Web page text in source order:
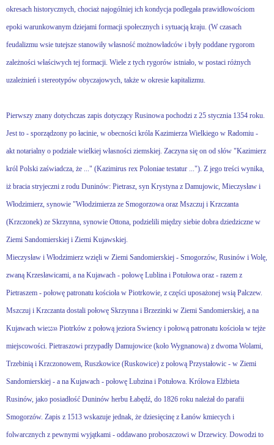
okresach historycznych, chociaż najogólniej ich kondycja podlegała prawidłowościom
epoki warunkowanym dziejami formacji społecznych i sytuacją kraju. (W czasach
feudalizmu wsie tutejsze stanowiły własność możnowładców i były poddane rygorom
zależności właściwych tej formacji. Wiele z tych rygorów istniało, w postaci różnych
uzależnień i stereotypów obyczajowych, także w okresie kapitalizmu.
Pierwszy znany dotychczas zapis dotyczący Rusinowa pochodzi z 25 stycznia 1354 roku.
Jest to - sporządzony po łacinie, w obecności króla Kazimierza Wielkiego w Radomiu -
akt notarialny o podziale wielkiej własności ziemskiej. Zaczyna się on od słów "Kazimierz
król Polski zaświadcza, że ..." (Kazimirus rex Poloniae testatur ..."). Z jego treści wynika,
iż bracia stryjeczni z rodu Duninów: Pietrasz, syn Krystyna z Damujowic, Mieczysław i
Włodzimierz, synowie "Włodzimierza ze Smogorzowa oraz Mszczuj i Krzczanta
(Krzczonek) ze Skrzynna, synowie Ottona, podzielili między siebie dobra dziedziczne w
Ziemi Sandomierskiej i Ziemi Kujawskiej.
Mieczysław i Włodzimierz wzięli w Ziemi Sandomierskiej - Smogorzów, Rusinów i Wolę,
zwaną Krzesławicami, a na Kujawach - połowę Lublina i Potułowa oraz - razem z
Pietraszem - połowę patronatu kościoła w Piotrkowie, z części uposażonej wsią Palczew.
Mszczuj i Krzczanta dostali połowę Skrzynna i Brzezinki w Ziemi Sandomierskiej, a na
Kujawach wieඎ Piotrków z połową jeziora Swiency i połową patronatu kościoła w tejże
miejscowości. Pietraszowi przypadły Damujowice (koło Wygnanowa) z dwoma Wolami,
Trzebinią i Krzczonowem, Ruszkowice (Ruskowice) z połową Przystałowic - w Ziemi
Sandomierskiej - a na Kujawach - połowę Lubzina i Potułowa. Królowa Elżbieta
Rusinów, jako posiadłość Duninów herbu Łabędź, do 1826 roku należał do parafii
Smogorzów. Zapis z 1513 wskazuje jednak, że dziesięcinę z Łanów kmiecych i
folwarcznych z pewnymi wyjątkami - oddawano proboszczowi w Drzewicy. Dowodzi to